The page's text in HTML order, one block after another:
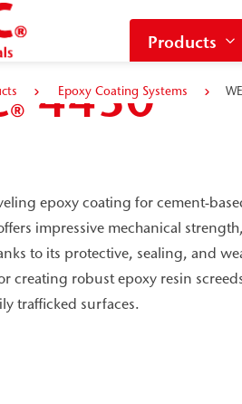
Products
Epoxy Coating Systems
® 4430
epoxy coating for cement-
impressive mechanical
to its protective, sealing, and
creating robust epoxy resin
trafficked surfaces.